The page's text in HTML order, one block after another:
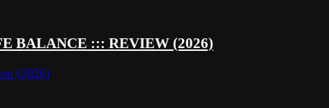
BALANCE ::: REVIEW (2026)